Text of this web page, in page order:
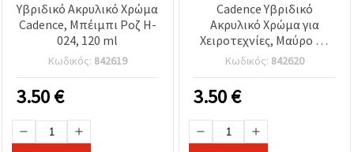
Υβριδικό Ακρυλικό Χρώμα
Cadence, Μπέιμπι Ροζ H-
024, 120 ml
Κωδικός: 842619
3.50€
Cadence Υβριδικό
Ακρυλικό Χρώμα για
Χειροτεχνίες, Μαύρο H-
060, 120 ml
Κωδικός: 842620
3.50€